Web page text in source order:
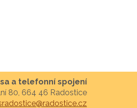
a telefonní spojení
80, 664 46 Radostice